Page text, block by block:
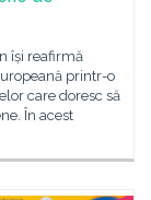
își reafirmă
printr-o
care doresc să
În acest